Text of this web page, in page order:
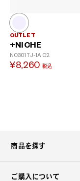
OUTLET
+NICHE
NC3017J-1A C2
¥8,260 税込
商品を探す
ご購入について